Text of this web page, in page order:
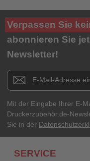
Ihre Bewertung**
★★★★★
Titel**
E-Mail-Adresse
Ihr Passwort
Verpassen Sie
abonnieren Sie
Newsletter!
Newsletter E-Mail Adresse
Mit der Eingabe Ihrer E-
Druckerzubehör.de-
Sie in der
SERVICE